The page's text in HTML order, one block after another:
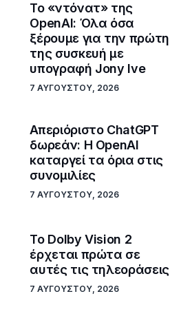
Το «ντόνατ» της
OpenAI: Όλα όσα
ξέρουμε για την πρώτη
της συσκευή με
υπογραφή Jony Ive
7 ΑΥΓΟΎΣΤΟΥ, 2026
Απεριόριστο ChatGPT
δωρεάν: Η OpenAI
καταργεί τα όρια στις
συνομιλίες
7 ΑΥΓΟΎΣΤΟΥ, 2026
Το Dolby Vision 2
έρχεται πρώτα σε
αυτές τις τηλεοράσεις
7 ΑΥΓΟΎΣΤΟΥ, 2026